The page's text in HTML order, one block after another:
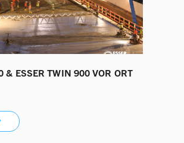
& ESSER TWIN 900 VOR ORT